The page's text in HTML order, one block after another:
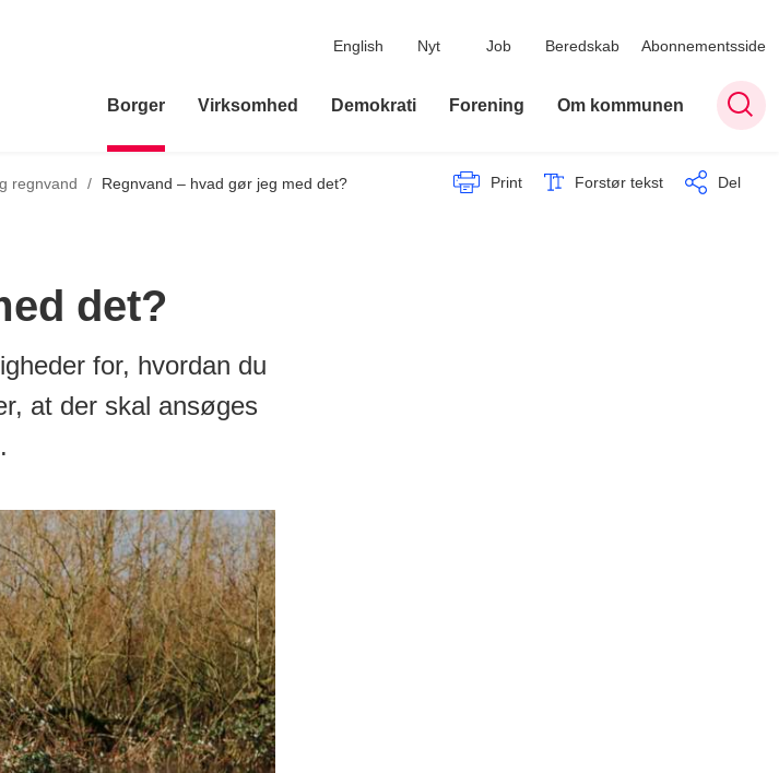
English Nyt Job Beredskab Abonnementsside
Borger Virksomhed Demokrati Forening Om kommunen
regnvand / Regnvand – hvad gør jeg med det? Print Forstør tekst Del
det?
for, hvordan du
at der skal ansøges